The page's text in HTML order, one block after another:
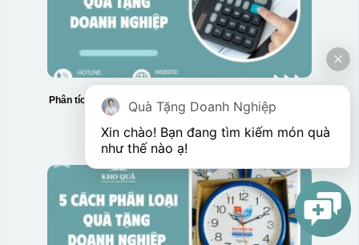
Phân tích chi tiết các khoản chi phí quà tặng doanh nghiệp
Quà Tặng Doanh Nghiệp
Xin chào! Bạn đang tìm kiếm món quà
như thế nào ạ!